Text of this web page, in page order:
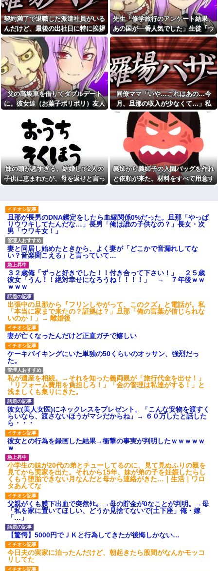
【悲報】山本太郎さん、政治
に興味なかった
【超絶悲報】東科大医学部卒
の美人YouTuberさん、直美でコ
メント欄が炎上してしまう…
【画像】最新の浜辺美波さ
ん、ガチのマジで可愛過ぎてワ
イらをドキドキさせてしまうw w
w w w w w
【悲報】「抱かれたくない
男」レジェンドの江頭2:50さ
ん、変わり果てた姿で発見され
る
【怒報】電車乗り込みぼく
ゃんの隣あいてんじゃん！座っ
たろ！」→結果w w w w w w w
義両親「空き家になるし住ん
でいいよ」私たち「じゃあお言
葉に甘えて…」→引っ越した途
端、予想外の出来事が待ってい
て…
「昼間にあんなこと言った自
彼と初めての夜。私「痛い！
どうしたの？」彼「実は俺、不
能なんだ…」→初めての夜に打
ち明けられた理由が衝撃的で…
妻が同期の男と頻繁に外出。
その生活を4年間放置した結果こ
うなった
「彼氏居ないんでしょ？〇〇
君と付き合ったら？」とか言っ
てくるウザい人なんなの？しか
もすごく楽しそうに言ってきて...
【反抗期】 娘が水筒をぶん投
げ私の手の甲にヒット。私
「(泣)」娘「うっぜーな、泣くな
ら自分の部屋へいけ」私「手が
腫れて痛い」→手を見せると…
「...
私の通勤時間30分・夫の通勤
時間3時間半の場所にマンション
を購入したら、夫に「もう疲れ
た、離婚したい。子供に会えな
くてもいいから1人になりた...
社員旅行先で知り合った女性
とアドレス交換し密会を続け
た。相手は処●だったので「一生
大事にしたい」の口説き文句で
アッサリ落ちた。簡単に切れる...
ハードオフに売っていた4万
4000円のフィギュアがヤバすぎ
るｗｗｗｗｗｗ「こんな高い
の？ｗｗ」「逆に超安い」
私「ちょっと、人の家の金庫
触らないでよ！」キチママ『そ
こに金庫があったから、開けて
みようとしただけ☆』義兄「泥
は出てけ！二度と来るな！」結
果・・・
私「初めて飲む味だけどなん
のお茶？」彼「ちっ！」私「」
【GIF】JSのカンチョーワロ
後続車にクラクションを鳴ら
され彼氏が逆切れ。「何クラク
ション鳴らしてんだ！降りてこ
いよ！」と怒鳴りだし...
【衝撃】報酬100万円超の治験
募集がこちらｗｗｗｗｗ(※画像
あり)
22歳で戦死した特攻隊員、出
撃前の日記に残した“本音”が悲
惨すぎる・・・他
レジ店員をしているんだけ
ど、高齢女性にだけよく聞き返
される。嫌がらせなのかなあと
思ってたけど、高齢女性にだけ
聞き取れない声質なのかな？
【後編】引き渡し直後の新築
戸建。嫁が男を連れ込んで濃厚
行為していたことが発覚
父に誘われてモーニングを食
べに行くことに。客（ジロジ
ロ）私「えっ何？」店員「見て
の通りの状況なので…」→まさ
かの対応をされて...
実際公務員になったらモテる
【後編】元旦那が突然、自分
の現妻とのメールを転送...その内
容がキモすぎた件
彼氏の家に遊びに行ったら彼
母が大皿から唐揚げを素手でつ
まんでひとくちかじり、残りを
久しぶりに地元の同窓会に行
ったら、私を見た瞬間何人かが
固まった。「え、生きてたの？｣
私の活けた花を、義兄嫁がボロ
クソにけなした
なものって何がある？
青雲のCMソングをちいかわの
劇中歌だと思っていた模様
じゃそりゃ！？」って感じの事
故の例
契約満了で退職した派遣社員がいる
んだけど、最後の出社日に特に挨拶
も菓子折りもなにもなく...
先生「修学旅行のアンケート結果、
あの国が一番人気でした」生徒「ウ
ソだ！沖縄や北海道が人気だっ
た！」→トンデモナイことに・・・
父の高級車を借りてダブルデート
に。彼女達（お菓子ボリボリ）友人
と…
同僚ママ「いや…これはあの…今
月、旦那の収入が少なくて…」私
「はい？」→ 同僚ママが隠したもの
を見ると・・・
妹の頭が悪すぎる。結婚して2人の
子供に恵まれたが、母を返せと言っ
義姉から義姉子の入園バッグを作れ
と依頼が来た。材料をすべて用意す
旦那が長男のDNA鑑定をしたら血縁関係0%だった。旦那「やっぱ
りウワキしてたんだな…」長男「俺は誰の子供なの？」長女・次
男「ウワキ女！」
妻と同居し始めたときから、よく妻が「どこかで音漏れしてな
い？音楽聞こえる」と言っていて…
３２歳俺「ずっと好きでした！！付き合って下さい！」 ２５歳
彼女「うん！！絶対幸せになろうね！！！！」 → ７年後ｗｗ
ｗｗｗ
出張中の旦那から『フリンしやがって、このクズ』と電話が。私
「本当に家まで来たの？証拠は？」旦那「俺の言葉が信じられな
いのか！」→ 離婚後
妻が亡くなったんだけど正直ガチで嬉しい
ケーキバイキングにいた単独の50くらいのオッサン、強烈だっ
た。
私が遺産を相続。→それを知った義両親が「旅行代金を出せ！」
「リフォーム費用を負担しろ！」「金の管理は私達がする！」と
浅ましくも集りにきた。
彼女(美人女医)にネックレスをプレゼント。「こんな安物を渡すく
らいなら、渡さないほうがマシだからね」→ ６０万したと話した
ら・・・
彼女との行為を録画した結果→衝撃の事実が判明したｗｗｗｗｗ
ｗ
小学生の妹が20代の弟とチューしてるのに、見て見ぬふりの親を
見てから実家を出た。それから15年、妹が弟の子を妊娠したらし
くもう堕胎できない月なんだと母から連絡がきた…｜生活｜ワロ
タあんてな
父親がくも膜下出血で突然ﾀﾋ。→母の貯金が0なことが判明。→母
「私を家に置いてほしい、どうか見捨てないで(土下座」俺・嫁
「…」
【驚愕】5000円でＪＫと行為してきたが後悔しかない…
今日夫の実家に泊ったんだけど、朝起きたら股間がなんかモッコ
リしてた